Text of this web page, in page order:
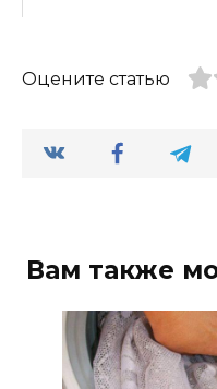
Оцените статью
Вам также